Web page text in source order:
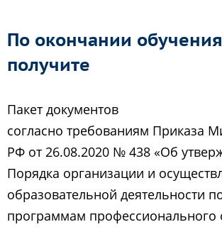
По окончании
получите
Пакет документов
согласно требованиям Приказа
РФ от 26.08.2020 № 438 «Об
Порядка организации и
образовательной деятельности
программам профессионального